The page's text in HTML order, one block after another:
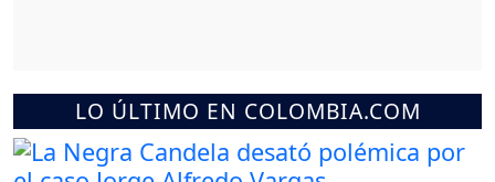
LO ÚLTIMO EN COLOMBIA.COM